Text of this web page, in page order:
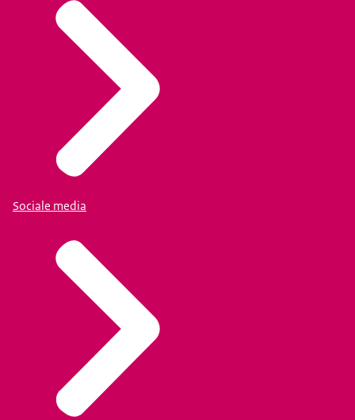
Sociale media